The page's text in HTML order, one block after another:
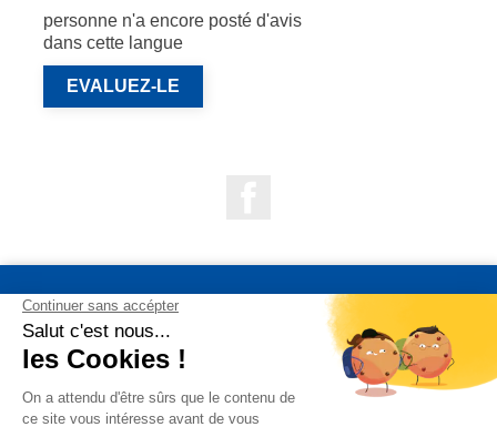
personne n'a encore posté d'avis
dans cette langue
EVALUEZ-LE
NOS PRODUITS
NOTRE SOCIÉTÉ
VOTRE COMPTE